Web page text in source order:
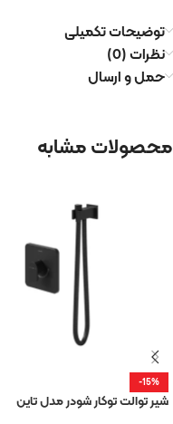
توضیحات تکمیلی
نظرات (0)
حمل و ارسال
محصولات مشابه
-15%
شیر توالت توکار شودر مدل تاین